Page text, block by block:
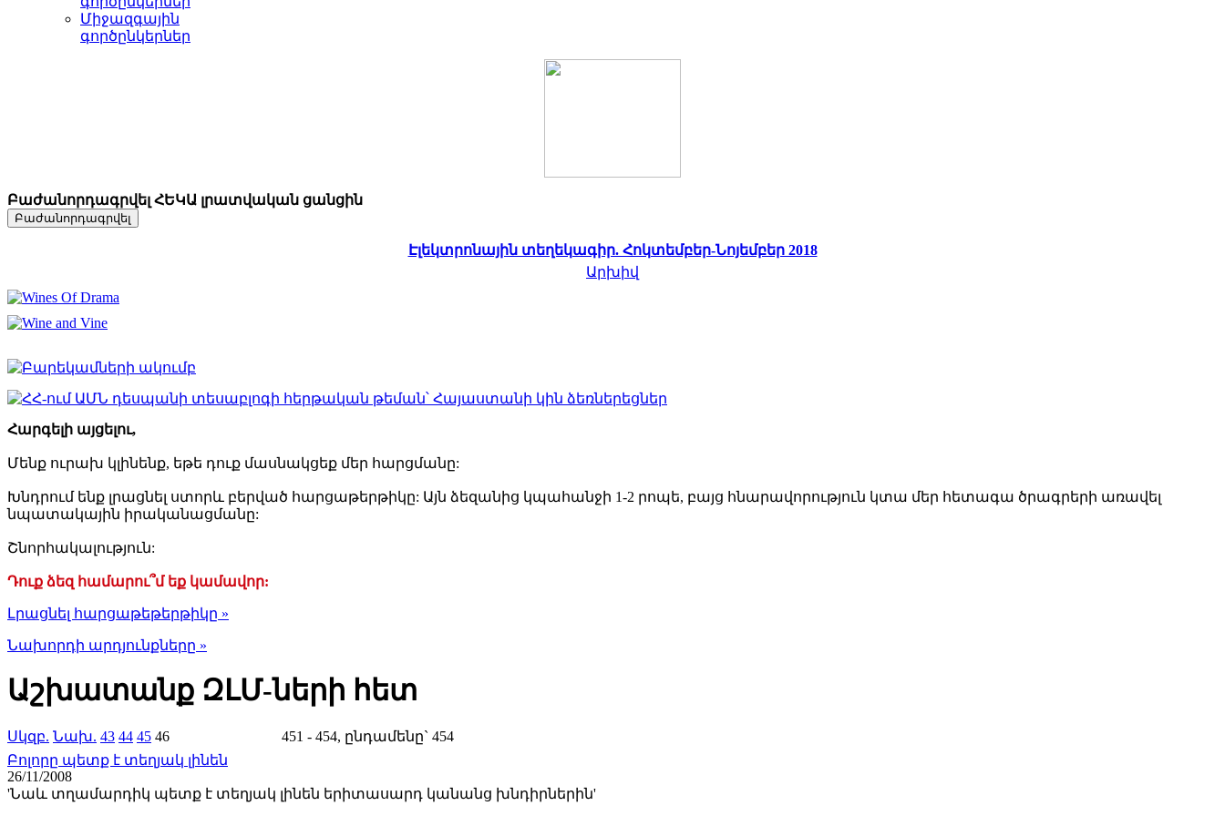
Միջազգային
գործընկերներ
Բաժանորդագրվել ՀԵԿԱ լրատվական ցանցին
Էլեկտրոնային տեղեկագիր. Հոկտեմբեր-Նոյեմբեր 2018
Արխիվ
Հարգելի այցելու,
Մենք ուրախ կլինենք, եթե դուք մասնակցեք մեր հարցմանը:
Խնդրում ենք լրացնել ստորև բերված հարցաթերթիկը: Այն ձեզանից կպահանջի 1-2 րոպե, բայց հնարավորություն կտա մեր հետագա ծրագրերի առավել
նպատակային իրականացմանը:
Շնորհակալություն:
Դուք ձեզ համարու՞մ եք կամավոր:
Լրացնել հարցաթեթերթիկը »
Նախորդի արդյունքները »
Աշխատանք ԶԼՄ-ների հետ
Սկզբ. Նախ. 43 44 45 46
451 - 454, ընդամենը` 454
Բոլորը պետք է տեղյակ լինեն
26/11/2008
'Նաև տղամարդիկ պետք է տեղյակ լինեն երիտասարդ կանանց խնդիրներին'